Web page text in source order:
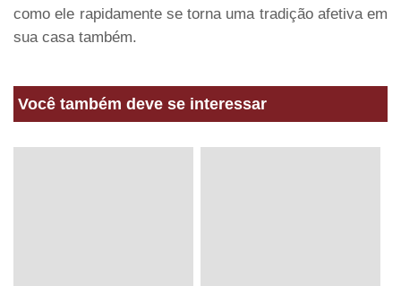
como ele rapidamente se torna uma tradição afetiva em
sua casa também.
Você também deve se interessar